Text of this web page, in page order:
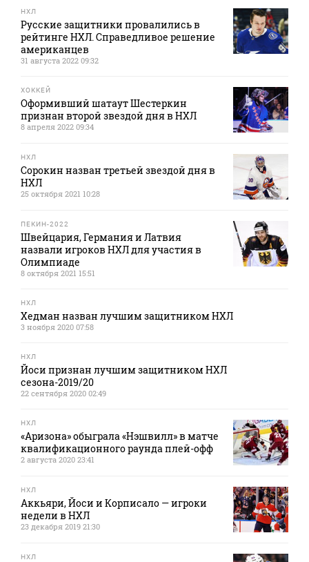
НХЛ
Русские защитники провалились в
рейтинге НХЛ. Справедливое решение
американцев
31 августа 2022 09:32
ХОККЕЙ
Оформивший шатаут Шестеркин
признан второй звездой дня в НХЛ
8 апреля 2022 09:34
НХЛ
Сорокин назван третьей звездой дня в
НХЛ
25 октября 2021 10:28
ПЕКИН-2022
Швейцария, Германия и Латвия
назвали игроков НХЛ для участия в
Олимпиаде
8 октября 2021 15:51
НХЛ
Хедман назван лучшим защитником НХЛ
3 ноября 2020 07:58
НХЛ
Йоси признан лучшим защитником НХЛ
сезона-2019/20
22 сентября 2020 02:49
НХЛ
«Аризона» обыграла «Нэшвилл» в матче
квалификационного раунда плей-офф
2 августа 2020 23:41
НХЛ
Аккьяри, Йоси и Корписало — игроки
недели в НХЛ
23 декабря 2019 21:30
НХЛ